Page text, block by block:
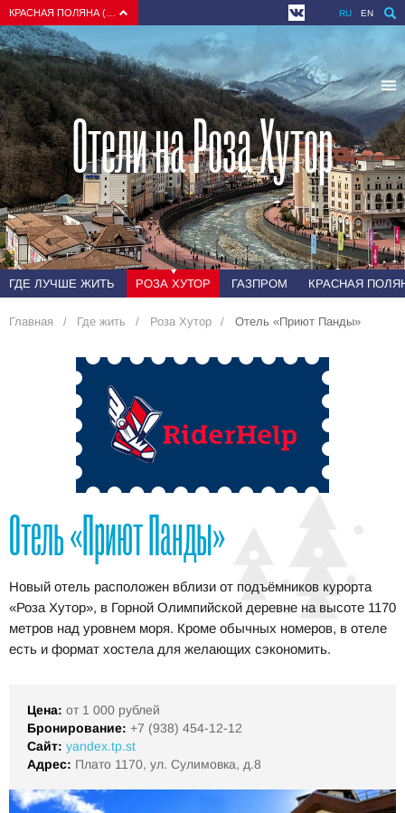
RU EN
Отели на Роза Хутор
ГДЕ ЛУЧШЕ ЖИТЬ РОЗА ХУТОР ГАЗПРОМ КРАСНАЯ
Главная Где жить Роза Хутор Отель «Приют Панды»
Отель «Приют Панды»
Новый отель расположен вблизи от подъёмников курорта
«Роза Хутор», в Горной Олимпийской деревне на высоте 1170
метров над уровнем моря. Кроме обычных номеров, в отеле
есть и формат хостела для желающих сэкономить.
Цена: от 1 000 рублей
Бронирование: +7 (938) 454-12-12
Сайт: yandex.tp.st
Адрес: Плато 1170, ул. Сулимовка, д.8